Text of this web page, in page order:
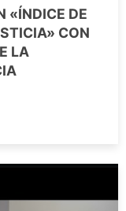
«ÍNDICE DE
CON
LA